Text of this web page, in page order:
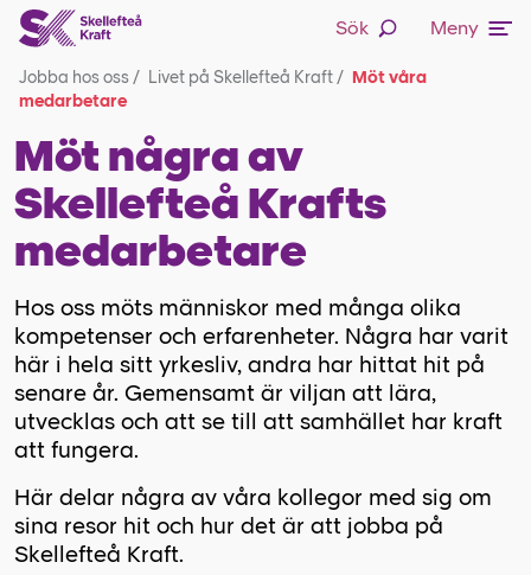
Sök
Meny
Jobba hos oss/ Livet på Skellefteå Kraft/ Möt våra
medarbetare
Möt några av
Skellefteå Krafts
medarbetare
Hos oss möts människor med många olika
kompetenser och erfarenheter. Några har varit
här i hela sitt yrkesliv, andra har hittat hit på
senare år. Gemensamt är viljan att lära,
utvecklas och att se till att samhället har kraft
att fungera.
Här delar några av våra kollegor med sig om
sina resor hit och hur det är att jobba på
Skellefteå Kraft.